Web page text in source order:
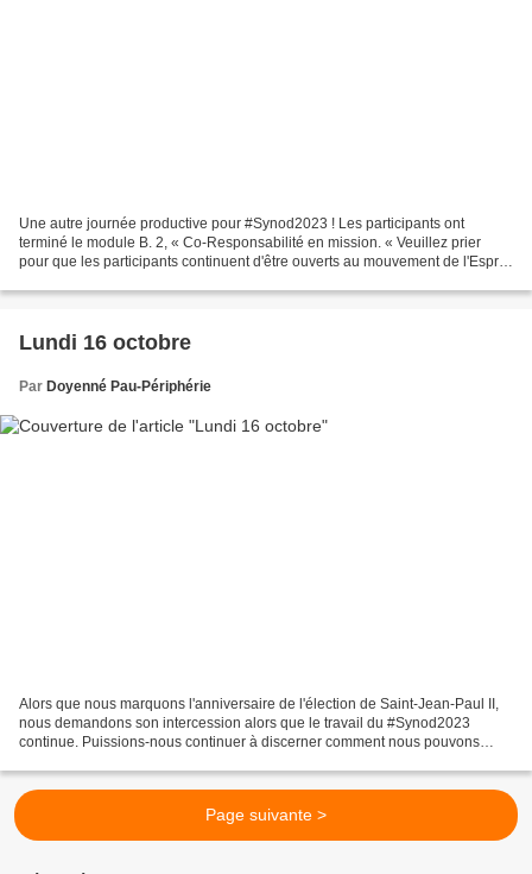
Une autre journée productive pour #Synod2023 ! Les participants ont
terminé le module B. 2, « Co-Responsabilité en mission. « Veuillez prier
pour que les participants continuent d'être ouverts au mouvement de l'Esprit
Lundi 16 octobre
Par Doyenné Pau-Périphérie
Alors que nous marquons l'anniversaire de l'élection de Saint-Jean-Paul II,
nous demandons son intercession alors que le travail du #Synod2023
continue. Puissions-nous continuer à discerner comment nous pouvons
Page suivante >